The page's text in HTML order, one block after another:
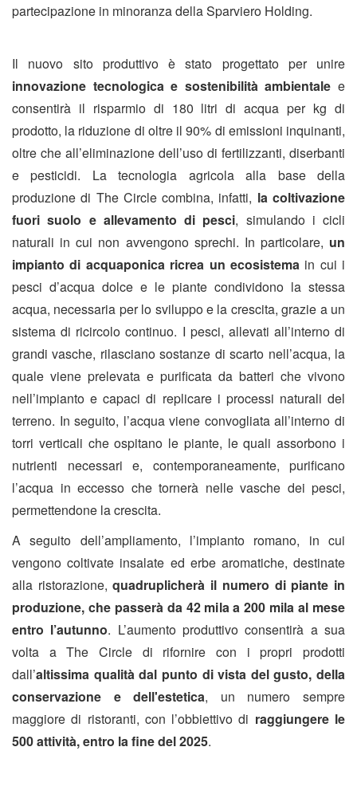
partecipazione in minoranza della Sparviero Holding.
Il nuovo sito produttivo è stato progettato per unire
innovazione tecnologica e sostenibilità ambientale e
consentirà il risparmio di 180 litri di acqua per kg di
prodotto, la riduzione di oltre il 90% di emissioni inquinanti,
oltre che all’eliminazione dell’uso di fertilizzanti, diserbanti
e pesticidi.
La tecnologia agricola alla base della
produzione di The Circle combina, infatti, la coltivazione
fuori suolo e allevamento di pesci, simulando i cicli
naturali in cui non avvengono sprechi. In particolare, un
impianto di acquaponica ricrea un ecosistema in cui i
pesci d’acqua dolce e le piante condividono la stessa
acqua, necessaria per lo sviluppo e la crescita, grazie a un
sistema di ricircolo continuo. I pesci, allevati all’interno di
grandi vasche, rilasciano sostanze di scarto nell’acqua, la
quale viene prelevata e purificata da batteri che vivono
nell’impianto e capaci di replicare i processi naturali del
terreno. In seguito, l’acqua viene convogliata all’interno di
torri verticali che ospitano le piante, le quali assorbono i
nutrienti necessari e, contemporaneamente, purificano
l’acqua in eccesso che tornerà nelle vasche dei pesci,
permettendone la crescita.
A seguito dell’ampliamento, l’impianto romano, in cui
vengono coltivate insalate ed erbe aromatiche, destinate
alla ristorazione,quadruplicherà il numero di piante in
produzione, che passerà da 42 mila a 200 mila al mese
entro l’autunno. L’aumento produttivo consentirà a sua
volta a The Circle di rifornire con i propri prodotti
dall’altissima qualità dal punto di vista del gusto, della
conservazione e dell'estetica, un numero sempre
maggiore di ristoranti, con l’obbiettivo di raggiungere le
500 attività, entro la fine del 2025.